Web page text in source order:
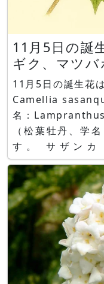
11月5日の誕
ギク、マツバ
11月5日の誕生花
Camellia
名：
（松葉牡丹、
す。 サザンカ（山茶花、学名：Camellia
sasanqua）とは
の常緑広葉中木
火）、ヒメツバキ